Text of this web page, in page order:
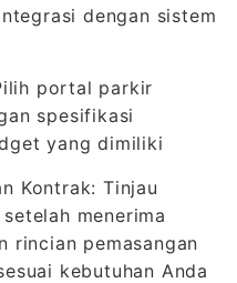
dengan sistem
portal parkir
spesifikasi
yang dimiliki
Kontrak: Tinjau
menerima
rincian pemasangan
kebutuhan Anda